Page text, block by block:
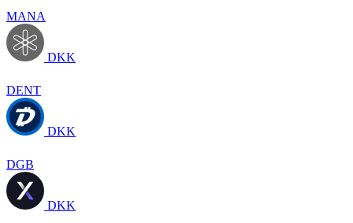
MANA
DKK
DENT
DKK
DGB
DKK